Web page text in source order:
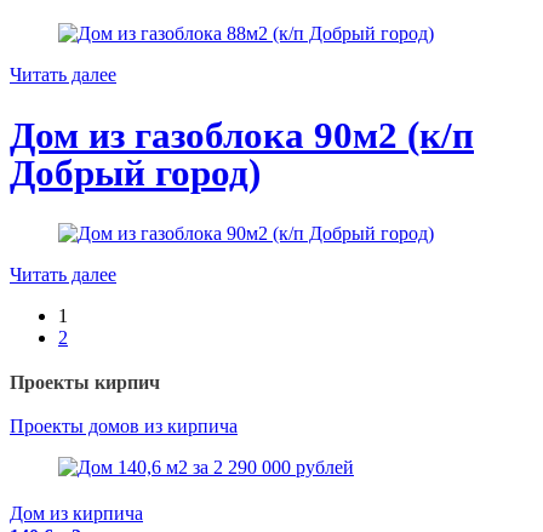
Читать далее
Дом из газоблока 90м2 (к/п
Добрый город)
Читать далее
1
2
Проекты кирпич
Проекты домов из кирпича
Дом из кирпича